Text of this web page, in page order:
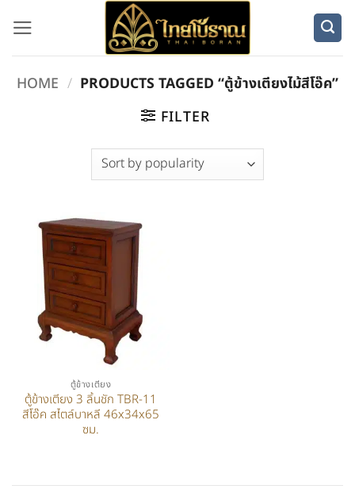
content
HOME / PRODUCTS TAGGED “ตู้ข้างเตียงไม้สีโอ๊ค”
FILTER
ตู้ข้างเตียง
ตู้ข้างเตียง 3 ลิ้นชัก TBR-11
สีโอ๊ค สไตล์บาหลี 46x34x65
ซม.